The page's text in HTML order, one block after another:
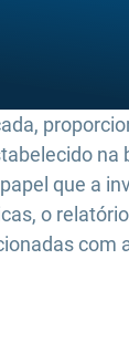
na
que a
o